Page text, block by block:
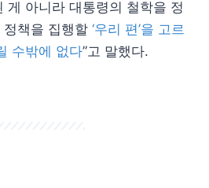
게 아니라 대통령의 철학을 정
책을 집행할 ‘우리 편’을 고르
수밖에 없다”고 말했다.